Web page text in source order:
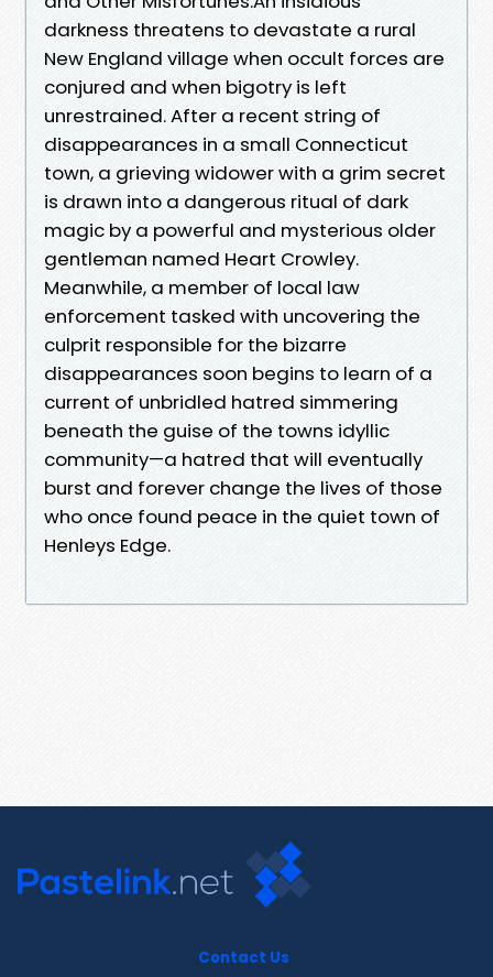
darkness threatens to devastate a rural
New England village when occult forces are
conjured and when bigotry is left
unrestrained. After a recent string of
disappearances in a small Connecticut
town, a grieving widower with a grim secret
is drawn into a dangerous ritual of dark
magic by a powerful and mysterious older
gentleman named Heart Crowley.
Meanwhile, a member of local law
enforcement tasked with uncovering the
culprit responsible for the bizarre
disappearances soon begins to learn of a
current of unbridled hatred simmering
beneath the guise of the towns idyllic
community—a hatred that will eventually
burst and forever change the lives of those
who once found peace in the quiet town of
Henleys Edge.
Contact Us